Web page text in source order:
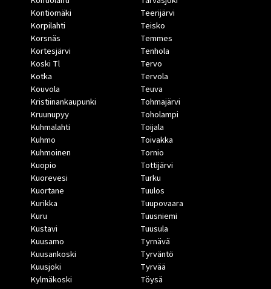
Kontiomäki
Korpilahti
Korsnäs
Kortesjärvi
Koski Tl
Kotka
Kouvola
Kristiinankaupunki
Kruunupyy
Kuhmalahti
Kuhmo
Kuhmoinen
Kuopio
Kuorevesi
Kuortane
Kurikka
Kuru
Kustavi
Kuusamo
Kuusankoski
Kuusjoki
Kylmäkoski
Teerijärvi
Teisko
Temmes
Tenhola
Tervo
Tervola
Teuva
Tohmajärvi
Toholampi
Toijala
Toivakka
Tornio
Tottijärvi
Turku
Tuulos
Tuupovaara
Tuusniemi
Tuusula
Tyrnävä
Tyrväntö
Tyrvää
Töysä